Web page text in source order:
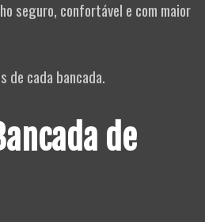
seguro, confortável e com maior
de cada bancada.
de